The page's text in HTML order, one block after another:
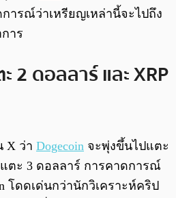
ารณ์ว่าเหรียญเหล่านี้จะไปถึง
าร
2 ดอลลาร์ และ XRP
X ว่า Dogecoin จะพุ่งขึ้นไปแตะ
ตะ 3 ดอลลาร์ การคาดการณ์
โดดเด่นกว่านักวิเคราะห์คริป